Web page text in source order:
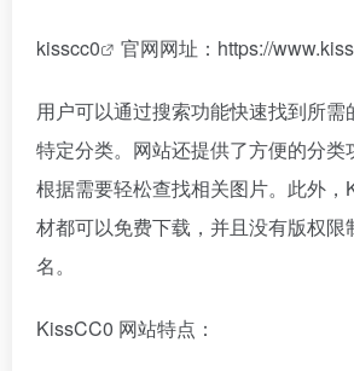
kisscc0 官网网址：https://
用户可以通过搜索功能快速找到所
特定分类。网站还提供了方便的分类
根据需要轻松查找相关图片。此外
材都可以免费下载，并且没有版权限
名。
KissCC0 网站特点：